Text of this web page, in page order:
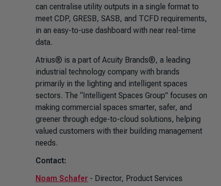
can centralise utility outputs in a single format to
meet CDP, GRESB, SASB, and TCFD requirements,
in an easy-to-use dashboard with near real-time
data.
Atrius® is a part of Acuity Brands®, a leading
industrial technology company with brands
primarily in the lighting and intelligent spaces
sectors. The “Intelligent Spaces Group” focuses on
making commercial spaces smarter, safer, and
greener through edge-to-cloud solutions, helping
valued customers with their building management
needs.
Contact:
Noam Schafer - Director, Product Services